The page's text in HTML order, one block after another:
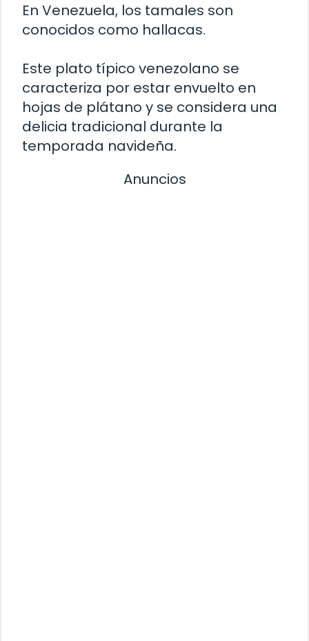
En Venezuela, los tamales son
conocidos como hallacas.
Este plato típico venezolano se
caracteriza por estar envuelto en
hojas de plátano y se considera una
delicia tradicional durante la
temporada navideña.
Anuncios